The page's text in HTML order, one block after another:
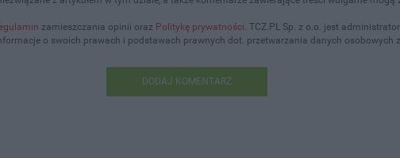
zamieszczania opinii oraz Politykę prywatności . TCZ.PL Sp. z o.o. jest
o swoich prawach i podstawach prawnych dot. przetwarzania danych osobowych
DODAJ KOMENTARZ